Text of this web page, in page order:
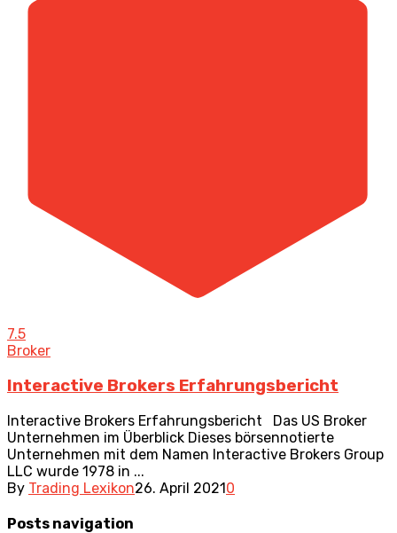
7.5
Broker
Interactive Brokers Erfahrungsbericht
Interactive Brokers Erfahrungsbericht Das US Broker
Unternehmen im Überblick Dieses börsennotierte
Unternehmen mit dem Namen Interactive Brokers Group
LLC wurde 1978 in ...
By Trading Lexikon26. April 20210
Posts navigation